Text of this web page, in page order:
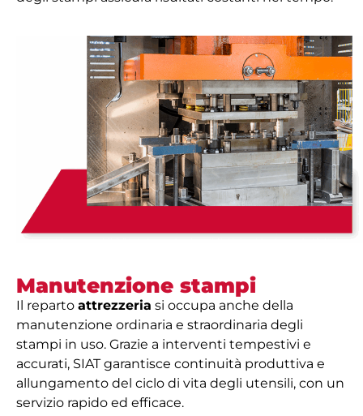
Manutenzione stampi
Il reparto attrezzeria si occupa anche della
manutenzione ordinaria e straordinaria degli
stampi in uso. Grazie a interventi tempestivi e
accurati, SIAT garantisce continuità produttiva e
allungamento del ciclo di vita degli utensili, con un
servizio rapido ed efficace.